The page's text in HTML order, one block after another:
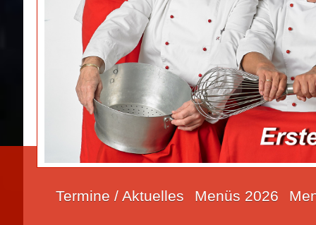
Termine / Aktuelles Menüs 2026